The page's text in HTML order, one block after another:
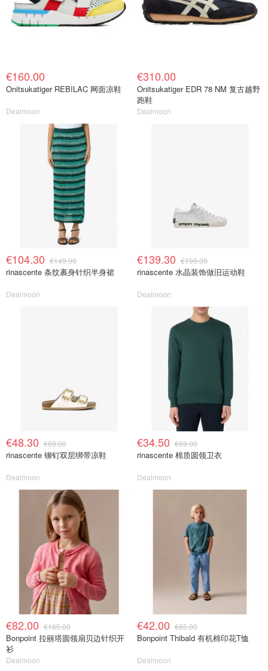
€160.00
Onitsukatiger REBILAC 网面凉鞋
Dealmoon
€310.00
Onitsukatiger EDR 78 NM 复古越野
跑鞋
Dealmoon
€104.30 €149.00
rinascente 条纹裹身针织半身裙
Dealmoon
€139.30 €199.00
rinascente 水晶装饰做旧运动鞋
Dealmoon
€48.30 €69.00
rinascente 铆钉双层绑带凉鞋
Dealmoon
€34.50 €69.00
rinascente 棉质圆领卫衣
Dealmoon
€82.00 €165.00
Bonpoint 拉丽塔圆领扇贝边针织开
衫
Dealmoon
€42.00 €85.00
Bonpoint Thibald 有机棉印花T恤
Dealmoon